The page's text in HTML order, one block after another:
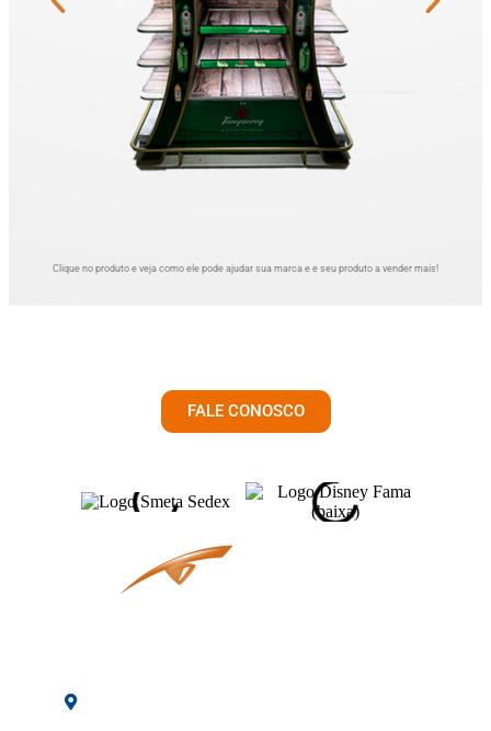
Clique no produto e veja como ele pode ajudar sua marca e e seu produto a vender mais!
FALE CONOSCO